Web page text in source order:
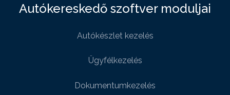
Autókereskedő szoftver moduljai
Autókészlet kezelés
Ügyfélkezelés
Dokumentumkezelés